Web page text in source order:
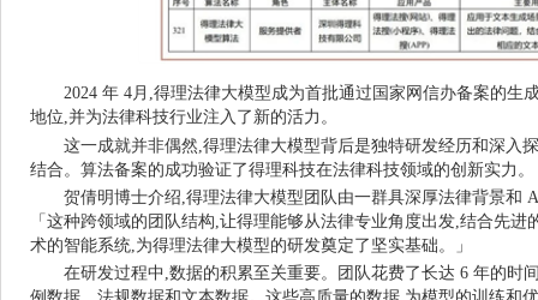
2024 年 4月,得理法律大模型成为首批通过国家网信办备案的生
地位,并为法律科技行业注入了新的活力。
这一成就并非偶然,得理法律大模型背后是独特研发经历和深入
结合。算法备案的成功验证了得理科技在法律科技领域的创新实力。
贺倩明博士介绍,得理法律大模型团队由一群具深厚法律背景和
「这种跨领域的团队结构,让得理能够从法律专业角度出发,结合先
术的智能系统,为得理法律大模型的研发奠定了坚实基础。」
在研发过程中,数据的积累至关重要。团队花费了长达 6 年的时